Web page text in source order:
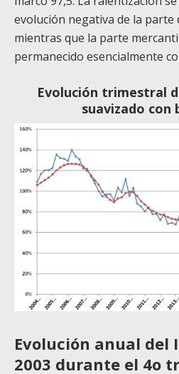
evolución negativa de la parte
mientras que la parte
permanecido esencialmente
Evolución trimestral
suavizado con
Evolución anual del
2003 durante el 4o